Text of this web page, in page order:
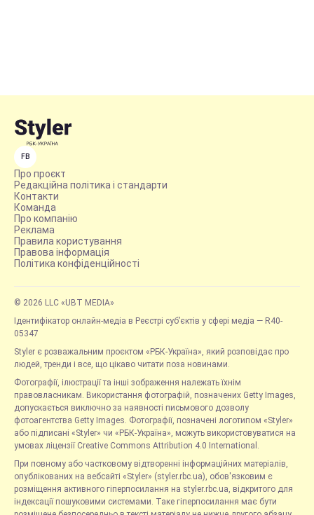
FB
Про проєкт
Редакційна політика і стандарти
Контакти
Команда
Про компанію
Реклама
Правила користування
Правова інформація
Політика конфіденційності
© 2026 LLC «UBT MEDIA»
Ідентифікатор онлайн-медіа в Реєстрі суб’єктів у сфері медіа — R40-
05347
Styler є розважальним проєктом «РБК-Україна», який розповідає про
людей, тренди і все, що цікаво читати поза новинами.
Фотографії, ілюстрації та інші зображення належать їхнім
правовласникам. Використання фотографій, позначених Getty Images,
допускається виключно за наявності письмового дозволу
фотоагентства Getty Images. Фотографії, позначені логотипом «Styler»
або підписані «Styler» чи «РБК-Україна», можуть використовуватися на
умовах ліцензії Creative Commons Attribution 4.0 International.
При повному або частковому відтворенні інформаційних матеріалів,
опублікованих на вебсайті «Styler» (styler.rbc.ua), обов'язковим є
розміщення активного гіперпосилання на styler.rbc.ua, відкритого для
індексації пошуковими системами. Таке гіперпосилання має бути